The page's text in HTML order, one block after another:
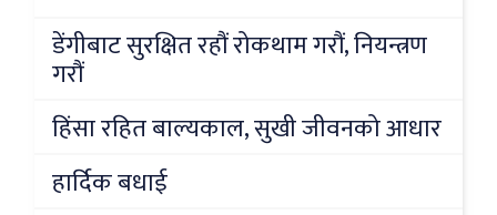
डेंगीबाट सुरक्षित रहौं रोकथाम गरौं, नियन्त्रण
गरौं
हिंसा रहित बाल्यकाल, सुखी जीवनको आधार
हार्दिक बधाई